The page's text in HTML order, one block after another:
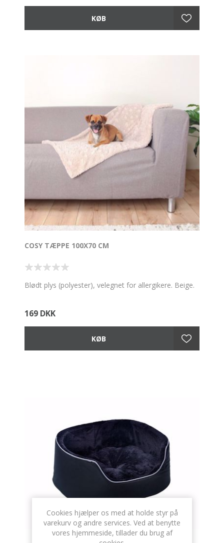
COSY TÆPPE 100X70 CM
Blødt plys (polyester), velegnet for allergikere. Beige.
169 DKK
Cookies hjælper os med at holde styr på
varekurv og andre services. Ved at benytte
vores hjemmeside, tillader du brug af